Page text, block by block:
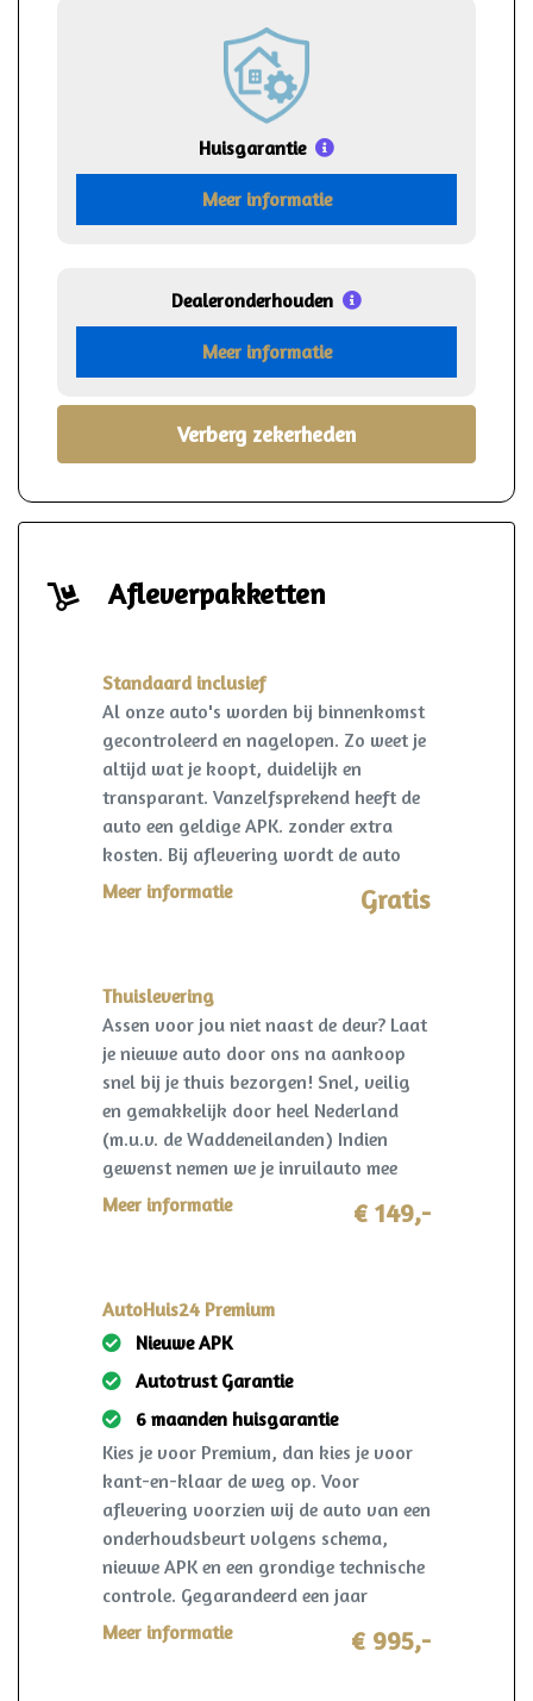
Huisgarantie
Meer informatie
Dealeronderhouden
Meer informatie
Verberg zekerheden
Afleverpakketten
Standaard inclusief
Al onze auto's worden bij binnenkomst
gecontroleerd en nagelopen. Zo weet je
altijd wat je koopt, duidelijk en
transparant. Vanzelfsprekend heeft de
auto een geldige APK. zonder extra
kosten. Bij aflevering wordt de auto
kosteloos op naam gezet en een
vrijwaring van de eventuele inruilauto
Meer informatie Gratis
Thuislevering
Assen voor jou niet naast de deur? Laat
je nieuwe auto door ons na aankoop
snel bij je thuis bezorgen! Snel, veilig
en gemakkelijk door heel Nederland
(m.u.v. de Waddeneilanden) Indien
gewenst nemen we je inruilauto mee
terug! I.c.m. pakket Premium slechts
Meer informatie € 149,-
AutoHuis24 Premium
Nieuwe APK
Autotrust Garantie
6 maanden huisgarantie
Kies je voor Premium, dan kies je voor
kant-en-klaar de weg op. Voor
aflevering voorzien wij de auto van een
onderhoudsbeurt volgens schema,
nieuwe APK en een grondige technische
controle. Gegarandeerd een jaar
onderhoudsvrij rijden. Ook krijg je 6
maanden AutoHuis24 garantie op deze
Meer informatie € 995,-